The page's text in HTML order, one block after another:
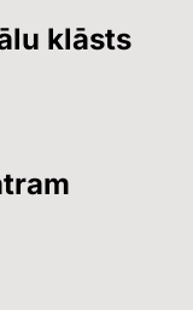
klāsts